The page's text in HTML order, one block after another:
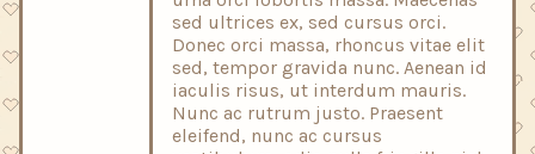
sed ultrices ex, sed cursus orci.
Donec orci massa, rhoncus vitae elit
sed, tempor gravida nunc. Aenean id
iaculis risus, ut interdum mauris.
Nunc ac rutrum justo. Praesent
eleifend, nunc ac cursus